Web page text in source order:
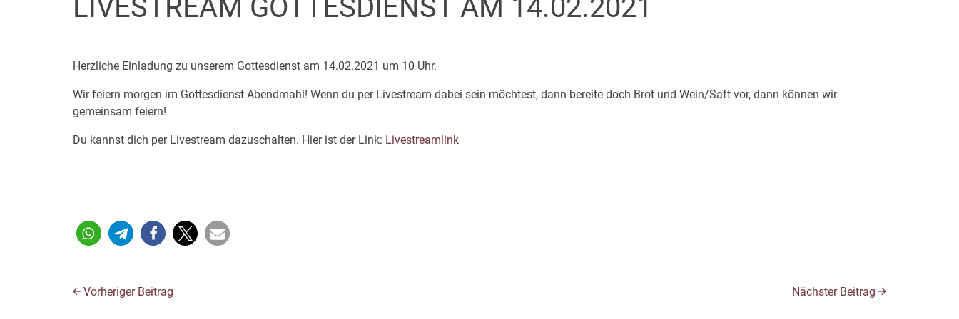
LIVESTREAM GOTTESDIENST AM 14.02.2021
Herzliche Einladung zu unserem Gottesdienst am 14.02.2021 um 10 Uhr.
Wir feiern morgen im Gottesdienst Abendmahl! Wenn du per Livestream dabei sein möchtest, dann bereite doch Brot und Wein/Saft vor, dann können wir
gemeinsam feiern!
Du kannst dich per Livestream dazuschalten. Hier ist der Link: Livestreamlink
Vorheriger Beitrag Nächster Beitrag